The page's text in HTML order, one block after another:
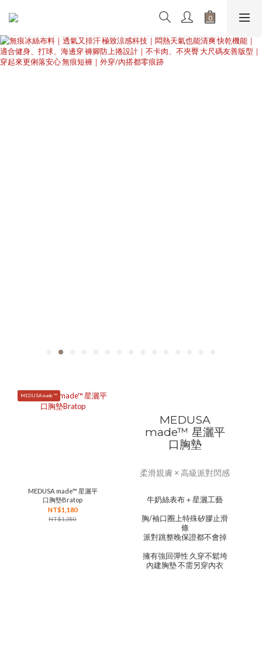
MEDUSA made ™
MEDUSA made™ 星灑平
口胸墊Bratop
NT$1,180
NT$1,380
MEDUSA
made™ 星灑平
口胸墊
柔滑親膚 × 高級派對閃感
牛奶絲表布＋星灑工藝
胸/袖口圈上特殊矽膠止滑
條
派對跳整晚保證都不會掉
擁有強回彈性 久穿不鬆垮
內建胸墊 不需另穿內衣